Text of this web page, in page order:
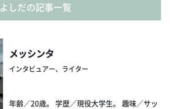
よしだの記事一覧
メッシンタ
インタビュアー、ライター
年齢／20歳。 学歴／現役大学生。 趣味／サッ